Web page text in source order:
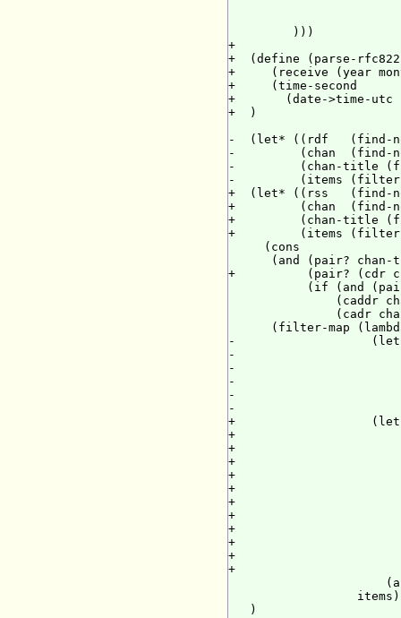
         )))
+
+  (define (parse-
+     (receive (year
+     (time-second
+       (date->time-utc
+  )
-  (let* ((rdf   (find-
-         (chan  (find-
-         (chan-title
-         (items (filter-
+  (let* ((rss   (find-
+         (chan  (find-
+         (chan-title
+         (items (filter-
     (cons
(and (pair? chan-
+          (pair? (cdr
(if (and
(caddr
(cadr
(filter-map
-                   (let
-
-
-
-
-
+                   (let
+
+
+
+
+
+
+
+
+
+
+
   )